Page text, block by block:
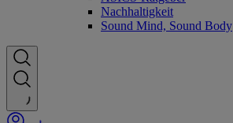
Nachhaltigkeit
Sound Mind, Sound Body